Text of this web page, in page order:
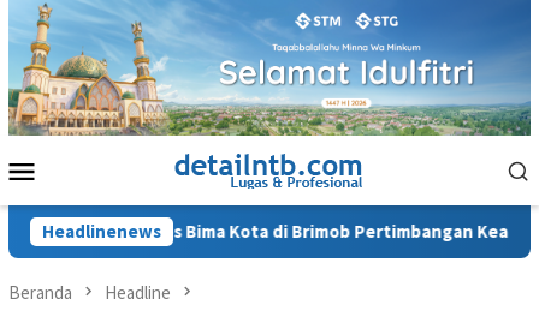
Loncat
konten
Mobile
Headlinenews
Kapolres Bima Kota di Brimob Pertimbangan Keamanan
Beranda Headline